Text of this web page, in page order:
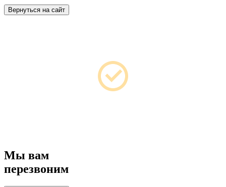
Вернуться на сайт
Мы вам
перезвоним